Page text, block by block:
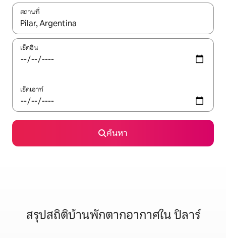
สถานที่
ใช้ลูกศรขึ้นลง หรือใช้การสัมผัสหรือปัด เพื่อสำรวจผลการค้นหา
เช็คอิน
เช็คเอาท์
ค้นหา
สรุปสถิติบ้านพักตากอากาศใน ปิลาร์